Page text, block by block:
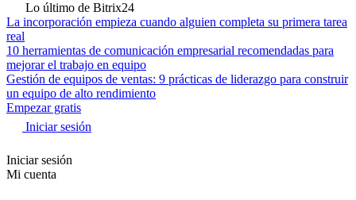
Lo último de Bitrix24
La incorporación empieza cuando alguien completa su primera tarea
real
10 herramientas de comunicación empresarial recomendadas para
mejorar el trabajo en equipo
Gestión de equipos de ventas: 9 prácticas de liderazgo para construir
un equipo de alto rendimiento
Empezar gratis
Iniciar sesión
Iniciar sesión
Mi cuenta